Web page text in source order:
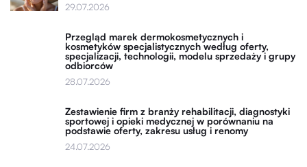
29.07.2026
Przegląd marek dermokosmetycznych i
kosmetyków specjalistycznych według oferty,
specjalizacji, technologii, modelu sprzedaży i grupy
odbiorców
28.07.2026
Zestawienie firm z branży rehabilitacji, diagnostyki
sportowej i opieki medycznej w porównaniu na
podstawie oferty, zakresu usług i renomy
24.07.2026